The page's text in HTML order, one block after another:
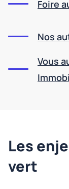
Foire
Nos
Vous
Les
vert